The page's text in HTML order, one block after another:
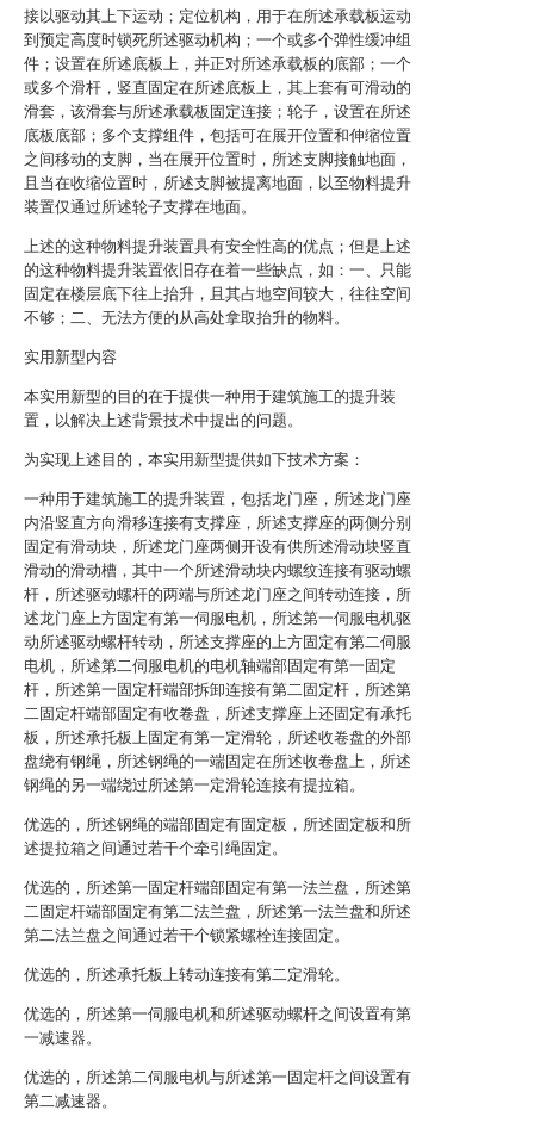
接以驱动其上下运动；定位机构，用于在所述承载板运动
到预定高度时锁死所述驱动机构；一个或多个弹性缓冲组
件；设置在所述底板上，并正对所述承载板的底部；一个
或多个滑杆，竖直固定在所述底板上，其上套有可滑动的
滑套，该滑套与所述承载板固定连接；轮子，设置在所述
底板底部；多个支撑组件，包括可在展开位置和伸缩位置
之间移动的支脚，当在展开位置时，所述支脚接触地面，
且当在收缩位置时，所述支脚被提离地面，以至物料提升
装置仅通过所述轮子支撑在地面。
上述的这种物料提升装置具有安全性高的优点；但是上述
的这种物料提升装置依旧存在着一些缺点，如：一、只能
固定在楼层底下往上抬升，且其占地空间较大，往往空间
不够；二、无法方便的从高处拿取抬升的物料。
实用新型内容
本实用新型的目的在于提供一种用于建筑施工的提升装
置，以解决上述背景技术中提出的问题。
为实现上述目的，本实用新型提供如下技术方案：
一种用于建筑施工的提升装置，包括龙门座，所述龙门座
内沿竖直方向滑移连接有支撑座，所述支撑座的两侧分别
固定有滑动块，所述龙门座两侧开设有供所述滑动块竖直
滑动的滑动槽，其中一个所述滑动块内螺纹连接有驱动螺
杆，所述驱动螺杆的两端与所述龙门座之间转动连接，所
述龙门座上方固定有第一伺服电机，所述第一伺服电机驱
动所述驱动螺杆转动，所述支撑座的上方固定有第二伺服
电机，所述第二伺服电机的电机轴端部固定有第一固定
杆，所述第一固定杆端部拆卸连接有第二固定杆，所述第
二固定杆端部固定有收卷盘，所述支撑座上还固定有承托
板，所述承托板上固定有第一定滑轮，所述收卷盘的外部
盘绕有钢绳，所述钢绳的一端固定在所述收卷盘上，所述
钢绳的另一端绕过所述第一定滑轮连接有提拉箱。
优选的，所述钢绳的端部固定有固定板，所述固定板和所
述提拉箱之间通过若干个牵引绳固定。
优选的，所述第一固定杆端部固定有第一法兰盘，所述第
二固定杆端部固定有第二法兰盘，所述第一法兰盘和所述
第二法兰盘之间通过若干个锁紧螺栓连接固定。
优选的，所述承托板上转动连接有第二定滑轮。
优选的，所述第一伺服电机和所述驱动螺杆之间设置有第
一减速器。
优选的，所述第二伺服电机与所述第一固定杆之间设置有
第二减速器。